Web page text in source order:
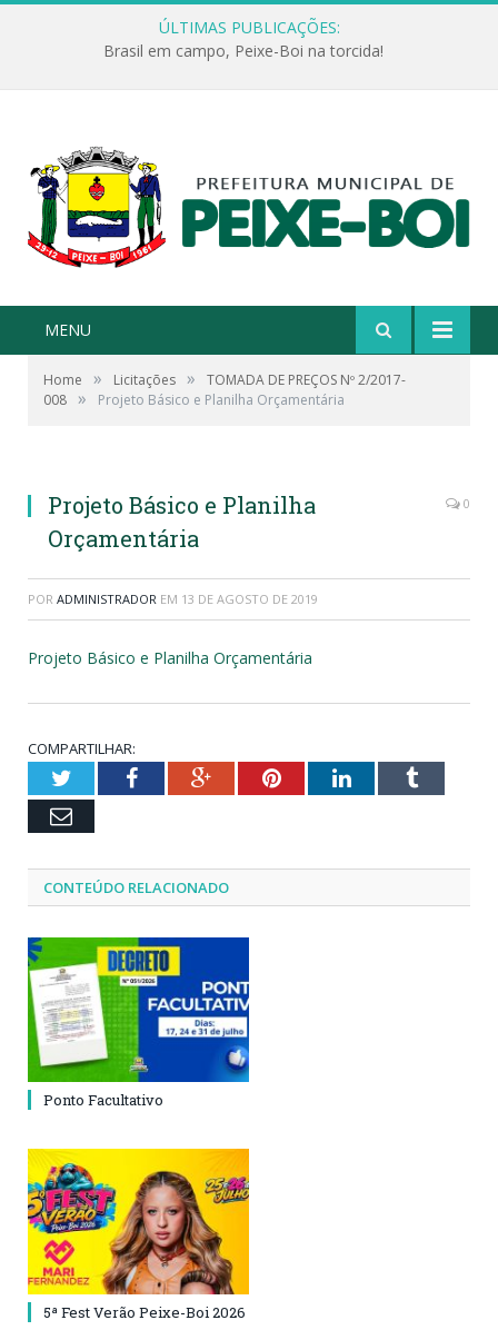
ÚLTIMAS PUBLICAÇÕES:
Brasil em campo, Peixe-Boi na torcida!
MENU
Home » Licitações »
TOMADA DE PREÇOS Nº 2/2017-
008 » Projeto Básico e Planilha Orçamentária
Projeto Básico e Planilha
Orçamentária
0
POR ADMINISTRADOR EM 13 DE AGOSTO DE 2019
Projeto Básico e Planilha Orçamentária
COMPARTILHAR:
TwitterFacebookGoogle+PinterestLinkedInTumblr
Email
CONTEÚDO RELACIONADO
Ponto Facultativo
5ª Fest Verão Peixe-Boi 2026